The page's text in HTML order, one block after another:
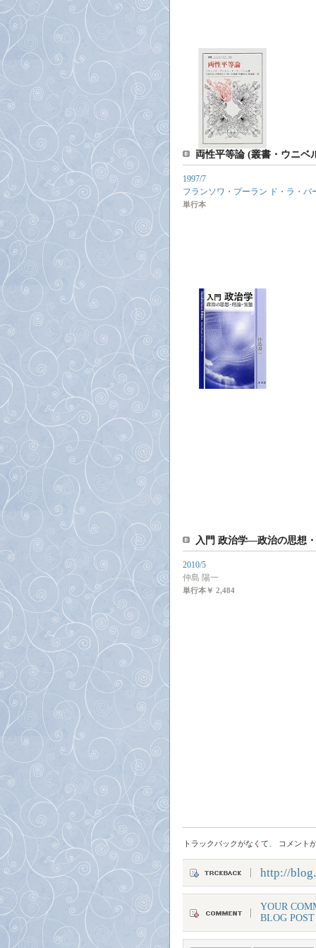
両性平等論 (叢書・ウニベ
1997/7
フランソワ・プーラン ド・ラ・バ
単行本
入門 政治学―政治の思想
2010/5
仲島 陽一
単行本￥ 2,484
トラックバックがなくて コメント
http://
YOUR
BLOG POST